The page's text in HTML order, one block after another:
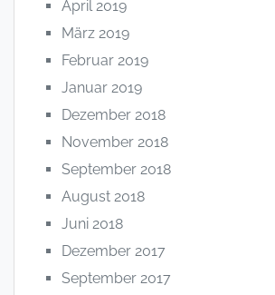
April 2019
März 2019
Februar 2019
Januar 2019
Dezember 2018
November 2018
September 2018
August 2018
Juni 2018
Dezember 2017
September 2017